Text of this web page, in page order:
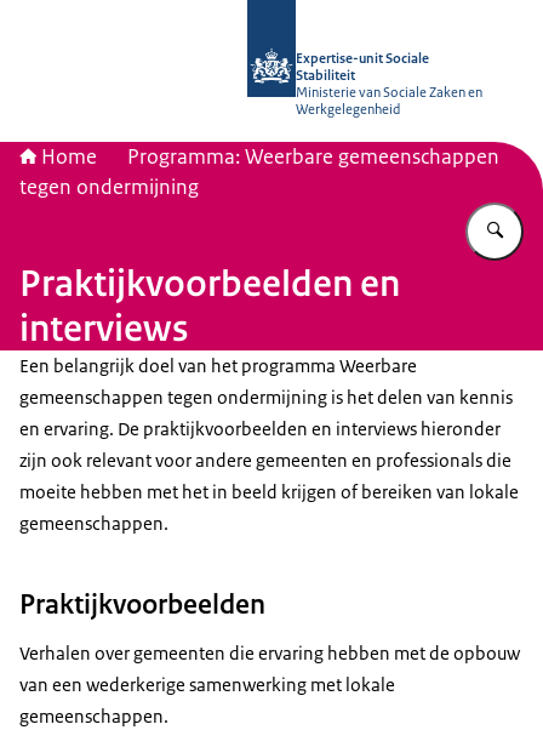
Expertise-unit Sociale
Stabiliteit
Ministerie van Sociale Zaken en
Werkgelegenheid
Home
Programma: Weerbare gemeenschappen
tegen ondermijning
Praktijkvoorbeelden en
interviews
Een belangrijk doel van het programma Weerbare
gemeenschappen tegen ondermijning is het delen van kennis
en ervaring. De praktijkvoorbeelden en interviews hieronder
zijn ook relevant voor andere gemeenten en professionals die
moeite hebben met het in beeld krijgen of bereiken van lokale
gemeenschappen.
Praktijkvoorbeelden
Verhalen over gemeenten die ervaring hebben met de opbouw
van een wederkerige samenwerking met lokale
gemeenschappen.